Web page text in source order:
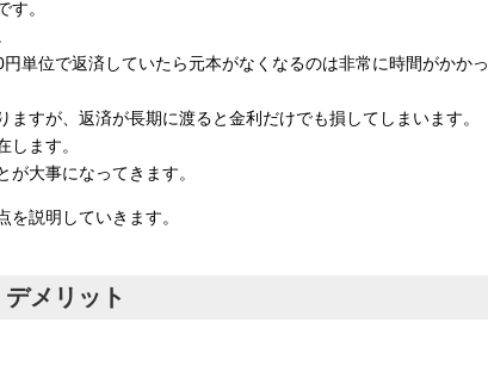
。
単位で返済していたら元本がなくなるのは非常に時間がかかっ
すが、返済が長期に渡ると金利だけでも損してしまいます。
ます。
大事になってきます。
説明していきます。
メリット